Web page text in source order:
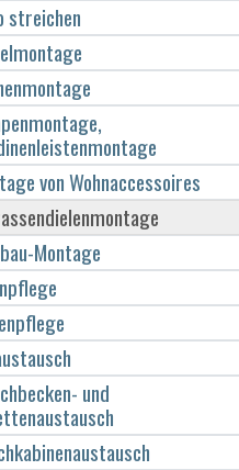
streichen
von Wohnaccessoires
Montage
und